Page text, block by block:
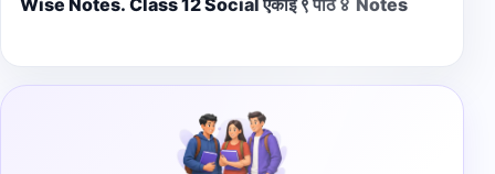
Wise Notes. Class 12 Social एकाइ ९ पाठ ४ Notes